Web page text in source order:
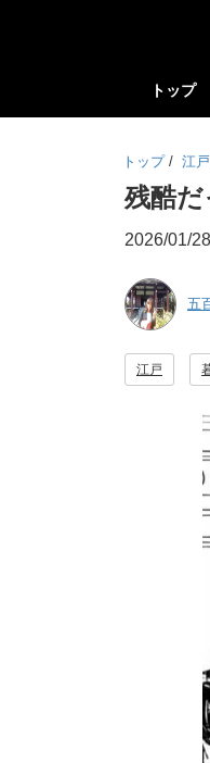
トップ
トップ / 江戸
残酷だ
2026/01/28
五
江戸